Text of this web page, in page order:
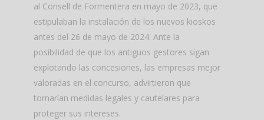
al Consell de Formentera en mayo de 2023, que
estipulaban la instalación de los nuevos kioskos
antes del 26 de mayo de 2024. Ante la
posibilidad de que los antiguos gestores sigan
explotando las concesiones, las empresas mejor
valoradas en el concurso, advirtieron que
tomarían medidas legales y cautelares para
proteger sus intereses.